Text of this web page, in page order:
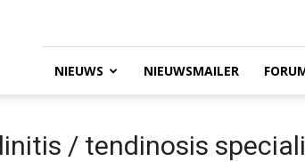
NIEUWS NIEUWSMAILER
/ tendinosis